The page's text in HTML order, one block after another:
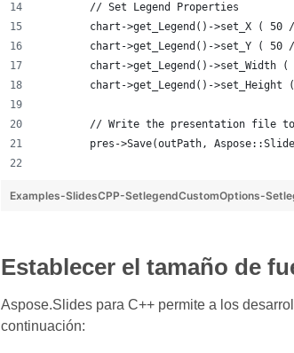
	// Set Legend Properties
chart->get_Legend()->set_X ( 50
chart->get_Legend()->set_Y ( 50
chart->get_Legend()->set_Width
chart->get_Legend()->set_Height
// Write the presentation file
pres->Save(outPath,
Examples-SlidesCPP-SetlegendCustomOptions-
Establecer el tamaño de
Aspose.Slides para C++ permite a los
continuación: